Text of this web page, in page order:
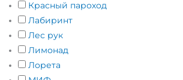
Красный пароход
Лабиринт
Лес рук
Лимонад
Лорета